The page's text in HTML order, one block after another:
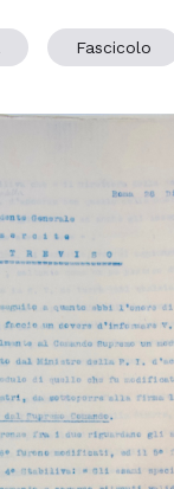
Fascicolo